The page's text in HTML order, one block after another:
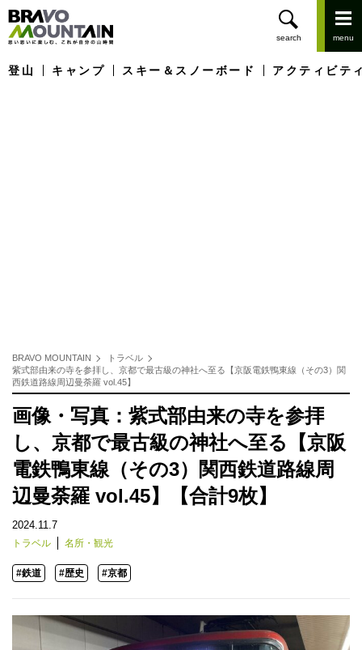
登山 キャンプ スキー＆スノーボード アクティビテ
BRAVO MOUNTAIN
トラベル
紫式部由来の寺を参拝し、京都で最古級の神社へ至る【京阪電鉄鴨東線（その3）関
西鉄道路線周辺曼荼羅 vol.45】
画像・写真：紫式部由来の寺を参拝
し、京都で最古級の神社へ至る【京阪
電鉄鴨東線（その3）関西鉄道路線周
辺曼荼羅 vol.45】【合計9枚】
2024.11.7
トラベル 名所・観光
#鉄道 #歴史 #京都